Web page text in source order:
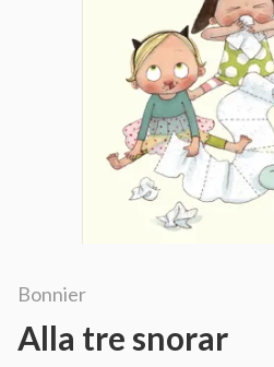
Bonnier
Alla tre snorar